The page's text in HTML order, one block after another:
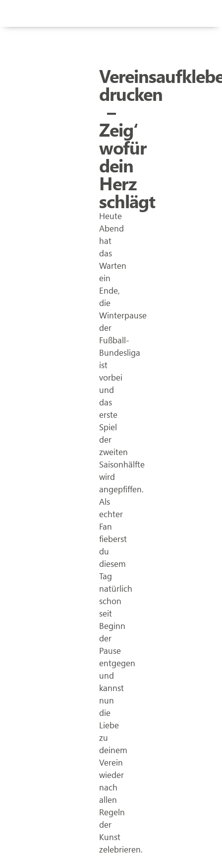
drucken
–
Zeig‘
wofür
dein
Herz
schlägt
Heute
Abend
hat
das
Warten
ein
Ende,
die
Winterpause
der
Fußball-
Bundesliga
ist
vorbei
und
das
erste
Spiel
der
zweiten
Saisonhälfte
wird
angepfiffen.
Als
echter
Fan
fieberst
du
diesem
Tag
natürlich
schon
seit
Beginn
der
Pause
entgegen
und
kannst
nun
die
Liebe
zu
deinem
Verein
wieder
nach
allen
Regeln
der
Kunst
zelebrieren.